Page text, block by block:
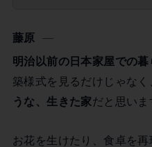
藤原
明治以前の日本家屋での
築様式を見るだけじゃなく
うな、生きた家だと思いま
お花を生けたり、食卓を